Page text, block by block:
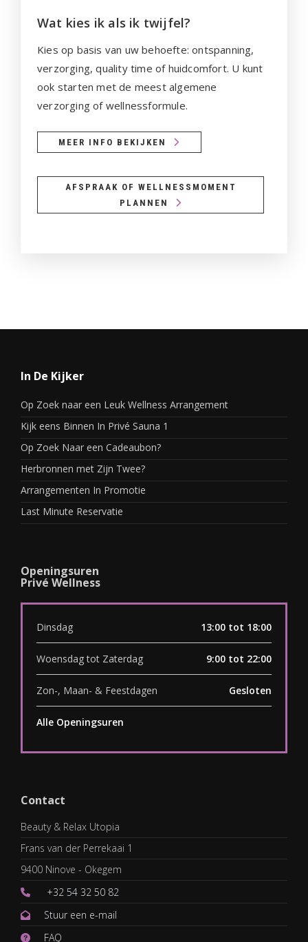
Wat kies ik als ik twijfel?
Kies op basis van uw behoefte: ontspanning,
verzorging, quality time of huidcomfort. U kunt
ook starten met de meest algemene
verzorging of wellnessformule.
MEER INFO BEKIJKEN
AFSPRAAK OF WELLNESSMOMENT
PLANNEN
In De Kijker
Op Zoek naar een Leuk Wellness Arrangement
Kijk eens Binnen In Privé Sauna 1
Op Zoek Naar een Cadeaubon?
Herbronnen met Zijn Twee?
Arrangementen In Promotie
Last Minute Reservatie
Openingsuren
Privé Wellness
Dinsdag 13:00 tot 18:00
Woensdag tot Zaterdag 9:00 tot 22:00
Zon-, Maan- & Feestdagen Gesloten
Alle Openingsuren
Contact
Beauty & Relax Utopia
Frans van der Perrekaai 1
9400 Ninove - Okegem
+32 54 32 50 82
Stuur een e-mail
FAQ